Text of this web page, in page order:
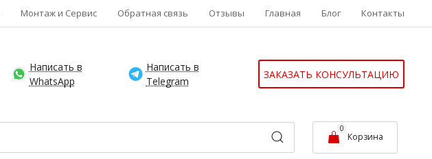
Монтаж и Сервис Обратная связь Отзывы Главная Блог Контакты
Написать в
WhatsApp
Написать в
Telegram
ЗАКАЗАТЬ КОНСУЛЬТАЦИЮ
0
Корзина